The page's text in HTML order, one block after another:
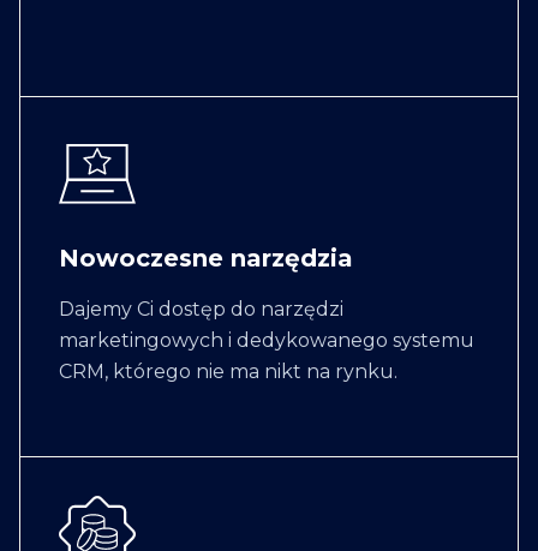
Nowoczesne narzędzia
Dajemy Ci dostęp do narzędzi
marketingowych i dedykowanego systemu
CRM, którego nie ma nikt na rynku.